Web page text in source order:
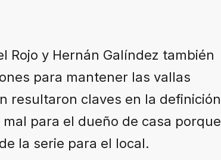
Rojo y Hernán Galíndez también
para mantener las vallas
resultaron claves en la definición
para el dueño de casa porque
la serie para el local.